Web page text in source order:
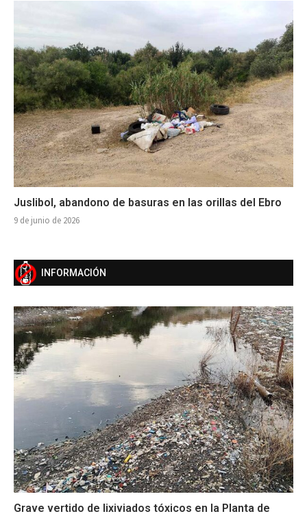
Juslibol, abandono de basuras en las orillas del Ebro
9 de junio de 2026
INFORMACIÓN
Grave vertido de lixiviados tóxicos en la Planta de